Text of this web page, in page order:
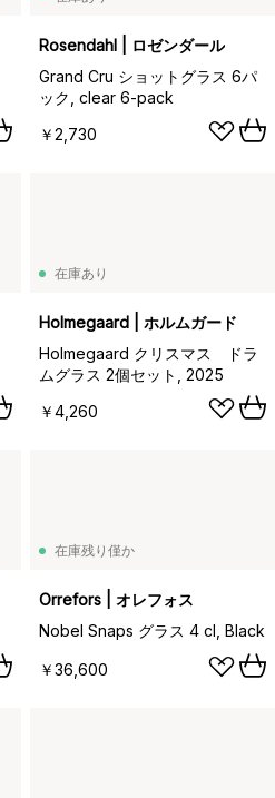
Rosendahl | ロゼンダール
Grand Cru ショットグラス 6パ
ック, clear 6-pack
￥2,730
在庫あり
Holmegaard | ホルムガード
Holmegaard クリスマス ドラ
ムグラス 2個セット, 2025
￥4,260
在庫残り僅か
Orrefors | オレフォス
Nobel Snaps グラス 4 cl, Black
￥36,600